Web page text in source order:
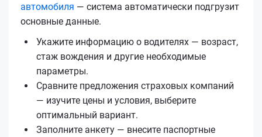
автомобиля — система автоматически подгрузит
основные данные.
Укажите информацию о водителях — возраст,
стаж вождения и другие необходимые
параметры.
Сравните предложения страховых компаний
— изучите цены и условия, выберите
оптимальный вариант.
Заполните анкету — внесите паспортные